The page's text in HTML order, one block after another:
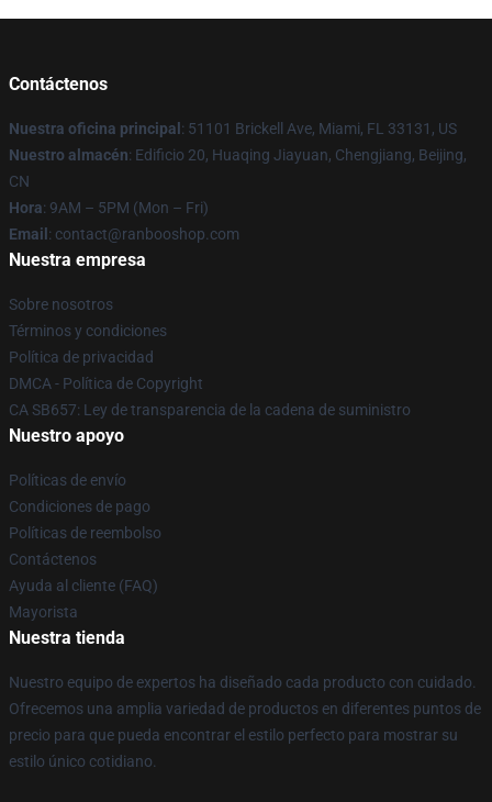
Contáctenos
Nuestra oficina principal : 51101 Brickell Ave, Miami, FL 33131, US
Nuestro almacén: Edificio 20, Huaqing Jiayuan, Chengjiang, Beijing,
CN
Hora: 9AM – 5PM (Mon – Fri)
Email : contact@ranbooshop.com
Nuestra empresa
Sobre nosotros
Términos y condiciones
Política de privacidad
DMCA - Política de Copyright
CA SB657: Ley de transparencia de la cadena de suministro
Nuestro apoyo
Políticas de envío
Condiciones de pago
Políticas de reembolso
Contáctenos
Ayuda al cliente (FAQ)
Mayorista
Nuestra tienda
Nuestro equipo de expertos ha diseñado cada producto con cuidado.
Ofrecemos una amplia variedad de productos en diferentes puntos de
precio para que pueda encontrar el estilo perfecto para mostrar su
estilo único cotidiano.